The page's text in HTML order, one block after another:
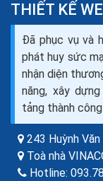
Dịch vụ seo là
các công ty
Theo như
kiếm (tiếng
tắt: SEO), là
THIẾT KẾ
Đã phục vụ và
phát huy sức
nhận diện
năng, xây
tảng thành
243 Huỳnh Văn
Toà nhà
Hotline: